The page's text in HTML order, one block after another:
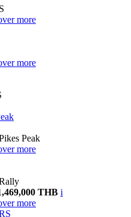
more
more
Peak
more
THB i
more